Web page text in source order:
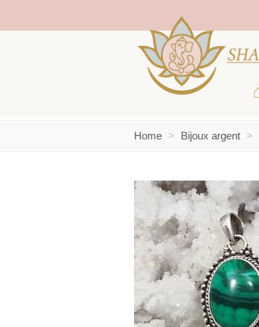
Home > Bijoux argent >